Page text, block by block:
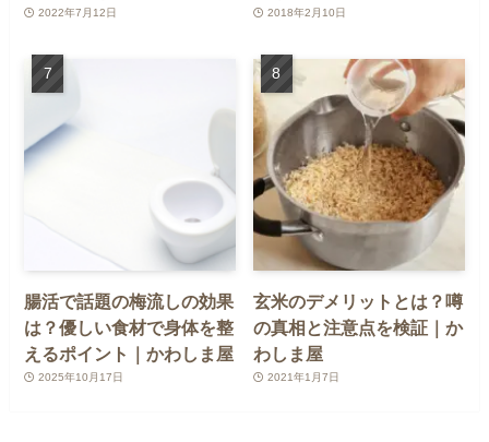
2022年7月12日 2018年2月10日
腸活で話題の梅流しの効果
は？優しい食材で身体を整
えるポイント｜かわしま屋
2025年10月17日
玄米のデメリットとは？噂
の真相と注意点を検証｜か
わしま屋
2021年1月7日